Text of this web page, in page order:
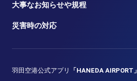
大事なお知らせや規程
災害時の対応
羽田空港公式アプリ 「HANEDA AIRPORT」